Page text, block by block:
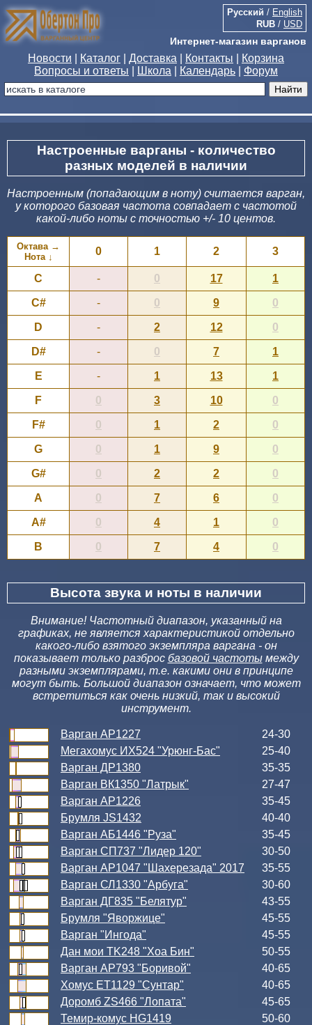
Интернет-магазин варганов
Русский / English
RUB / USD
Новости Каталог Доставка Контакты
Корзина
Вопросы и ответы
Школа Календарь Форум
Настроенные варганы - количество
разных моделей в наличии
Настроенным (попадающим в ноту) считается варган,
у которого базовая частота совпадает с частотой
какой-либо ноты с точностью +/- 10 центов.
Октава →
Нота ↓
0 1 2 3
C - 0 17 1
C# - 0 9 0
D - 2 12 0
D# - 0 7 1
E - 1 13 1
F 0 3 10 0
F# 0 1 2 0
G 0 1 9 0
G# 0 2 2 0
A 0 7 6 0
A# 0 4 1 0
B 0 7 4 0
Высота звука и ноты в наличии
Внимание! Частотный диапазон, указанный на
графиках, не является характеристикой отдельно
какого-либо взятого экземпляра варгана - он
показывает только разброс базовой частотымежду
разными экземплярами, т.е. какими они в принципе
могут быть. Большой диапазон означает, что может
встретиться как очень низкий, так и высокий
инструмент.
Варган АР1227
24-30
Мегахомус ИХ524 "Урюнг-Бас"
25-40
Варган ДР1380
35-35
Варган ВК1350 "Латрык"
27-47
Варган АР1226
35-45
Брумля JS1432
40-40
Варган АБ1446 "Руза"
35-45
Варган СП737 "Лидер 120"
30-50
Варган АР1047 "Шахерезада" 2017
35-55
Варган СЛ1330 "Арбуга"
30-60
Варган ДГ835 "Белятур"
43-55
Брумля "Яворжице"
45-55
Варган "Ингода"
45-55
Дан мои TK248 "Хоа Бин"
50-55
Варган АР793 "Боривой"
40-65
Хомус ЕТ1129 "Сунтар"
40-65
Доромб ZS466 "Лопата"
45-65
Темир-комус HG1419
50-60